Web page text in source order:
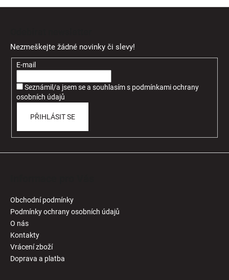
Nezmeškejte žádné novinky či slevy!
E-mail
Seznámil/a jsem se a souhlasíms podmínkami ochrany
osobních údajů
PŘIHLÁSIT SE
Obchodní podmínky
Podmínky ochrany osobních údajů
O nás
Kontakty
Vrácení zboží
Doprava a platba